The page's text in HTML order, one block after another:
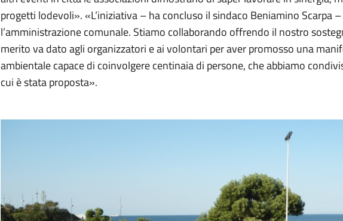
progetti lodevoli». «L’iniziativa – ha concluso il sindaco Beniamino Scarpa
l’amministrazione comunale. Stiamo collaborando offrendo il nostro
merito va dato agli organizzatori e ai volontari per aver promosso una
ambientale capace di coinvolgere centinaia di persone, che abbiamo
cui è stata proposta».